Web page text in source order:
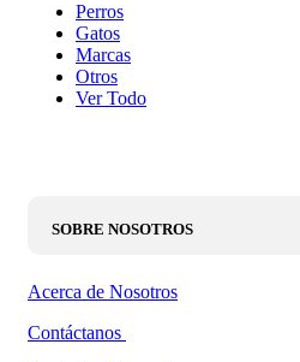
Perros
Gatos
Marcas
Otros
Ver Todo
SOBRE NOSOTROS
Acerca de Nosotros
Contáctanos